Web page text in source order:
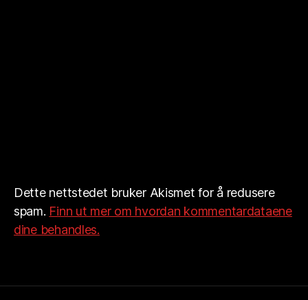
Dette nettstedet bruker Akismet for å redusere
spam. Finn ut mer om hvordan kommentardataene
dine behandles.